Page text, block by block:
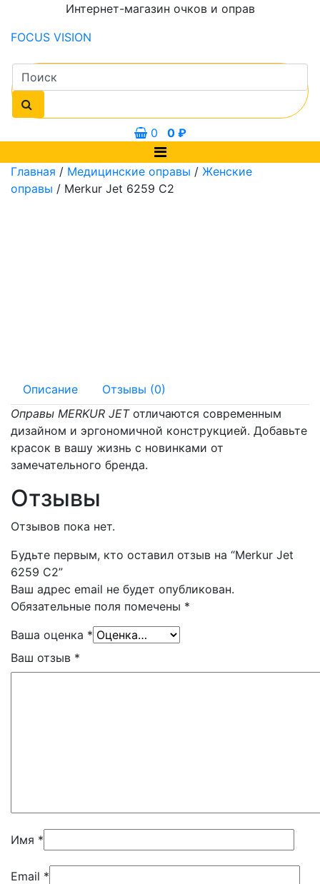
Интернет-магазин очков и оправ
FOCUS VISION
0 0 ₽
Главная / Медицинские оправы / Женские
оправы / Merkur Jet 6259 C2
Описание
Отзывы (0)
Оправы MERKUR JETотличаются современным
дизайном и эргономичной конструкцией. Добавьте
красок в вашу жизнь с новинками от
замечательного бренда.
Отзывы
Отзывов пока нет.
Будьте первым, кто оставил отзыв на “Merkur Jet
6259 C2”
Ваш адрес email не будет опубликован.
Обязательные поля помечены *
Ваша оценка *
Ваш отзыв *
Имя *
Email *